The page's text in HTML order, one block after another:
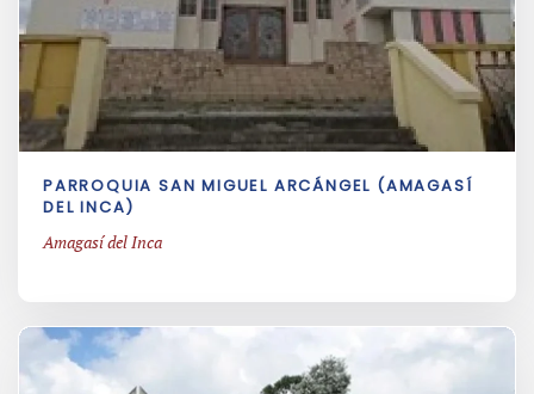
PARROQUIA SAN MIGUEL ARCÁNGEL (AMAGASÍ
DEL INCA)
Amagasí del Inca